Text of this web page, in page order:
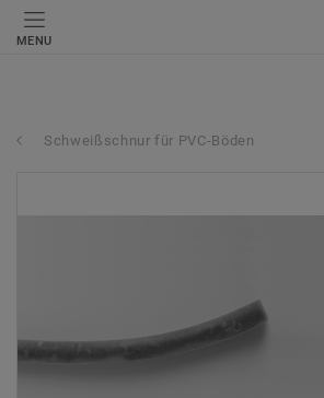
MENU
Schweißschnur für PVC-Böden